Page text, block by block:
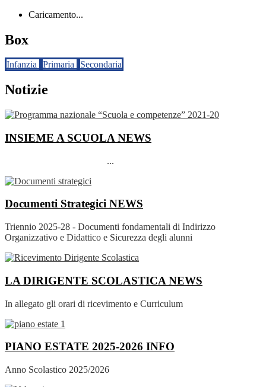
Caricamento...
Box
Infanzia Primaria Secondaria
Notizie
INSIEME A SCUOLA NEWS
...
Documenti Strategici NEWS
Triennio 2025-28 - Documenti fondamentali di Indirizzo
Organizzativo e Didattico e Sicurezza degli alunni
LA DIRIGENTE SCOLASTICA NEWS
In allegato gli orari di ricevimento e Curriculum
PIANO ESTATE 2025-2026 INFO
Anno Scolastico 2025/2026